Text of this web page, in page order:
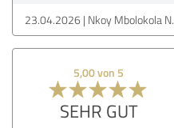
23.04.2026 Nkoy Mbolokola N.
5,00 von 5
SEHR GUT